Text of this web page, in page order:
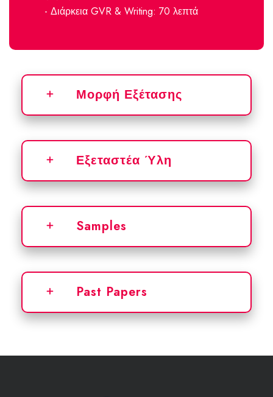
- Διάρκεια GVR & Writing: 70 λεπτά
Μορφή Εξέτασης
Εξεταστέα Ύλη
Samples
Past Papers